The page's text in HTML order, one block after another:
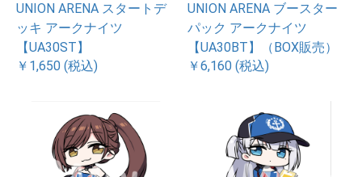
UNION ARENA スタートデ
ッキ アークナイツ
【UA30ST】
￥1,650 (税込)
UNION ARENA ブースター
パック アークナイツ
【UA30BT】（BOX販売）
￥6,160 (税込)